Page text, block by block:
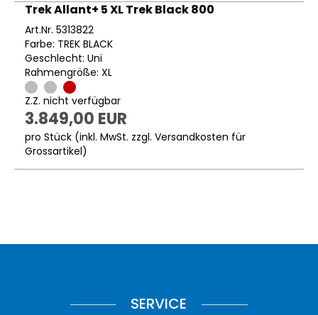
Trek Allant+ 5 XL Trek Black 800
Art.Nr. 5313822
Farbe: TREK BLACK
Geschlecht: Uni
Rahmengröße: XL
Z.Z. nicht verfügbar
3.849,00 EUR
pro Stück (inkl. MwSt. zzgl. Versandkosten für
Grossartikel)
SERVICE